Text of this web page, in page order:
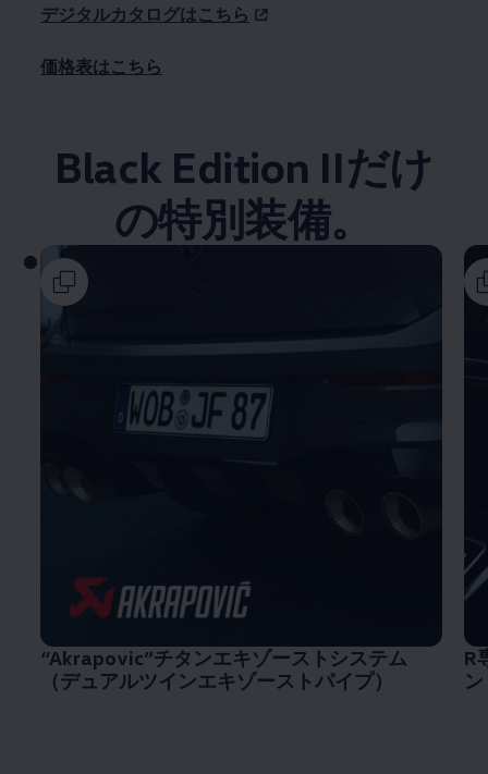
デジタルカタログはこちら
価格表はこちら
Black Edition IIだけ
の特別装備。
“Akrapovic”チタンエキゾーストシステム
（デュアルツインエキゾーストパイプ）
R